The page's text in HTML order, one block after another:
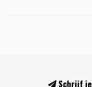
Schrijf je